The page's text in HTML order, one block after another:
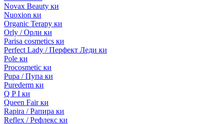
Novax Beauty ки
Nuoxion ки
Organic Terapy ки
Orly / Орли ки
Parisa cosmetics ки
Perfect Lady / Перфект Леди ки
Pole ки
Procosmetic ки
Pupa / Пупа ки
Purederm ки
Q P I ки
Queen Fair ки
Rapira / Рапира ки
Reflex / Рефлекс ки